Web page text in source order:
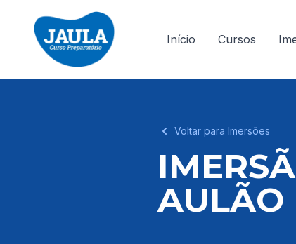
Início Cursos
Voltar para Imersões
AULÃO